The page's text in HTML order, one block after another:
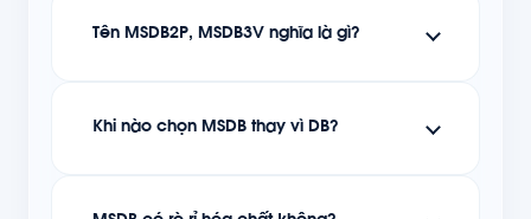
Tên MSDB2P, MSDB3V nghĩa là gì?
Khi nào chọn MSDB thay vì DB?